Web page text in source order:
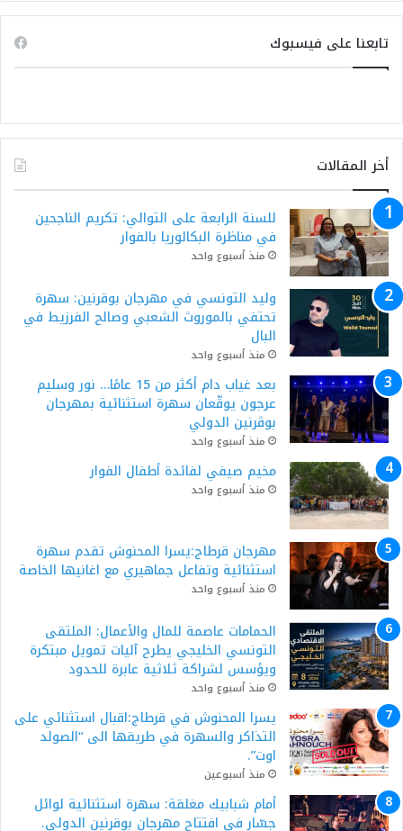
تابعنا على فيسبوك
أخر المقالات
للسنة الرابعة على التوالي: تكريم الناجحين
في مناظرة البكالوريا بالفوار
منذ أسبوع واحد
وليد التونسي في مهرجان بوقرنين: سهرة
تحتفي بالموروث الشعبي وصالح الفرزيط في
البال
منذ أسبوع واحد
بعد غياب دام أكثر من 15 عامًا… نور وسليم
عرجون يوقّعان سهرة استثنائية بمهرجان
بوڨرنين الدولي
منذ أسبوع واحد
مخيم صيفي لفائدة أطفال الفوار
منذ أسبوع واحد
مهرجان قرطاج:يسرا المحنوش تقدم سهرة
استثنائية وتفاعل جماهيري مع اغانيها الخاصة
منذ أسبوع واحد
الحمامات عاصمة للمال والأعمال: الملتقى
التونسي الخليجي يطرح آليات تمويل مبتكرة
ويؤسس لشراكة ثلاثية عابرة للحدود
منذ أسبوع واحد
يسرا المحنوش في قرطاج:اقبال استثنائي على
التذاكر والسهرة في طريقها الى “الصولد
اوت”.
منذ أسبوعين
أمام شبابيك مغلقة: سهرة استثنائية لوائل
جسّار في افتتاح مهرجان بوقرنين الدولي.